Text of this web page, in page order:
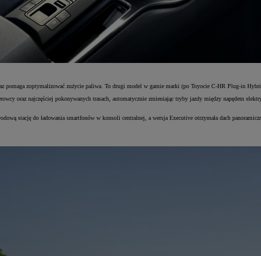
zoptymalizować zużycie paliwa. To drugi model w gamie marki (po Toyocie C-HR Plug-in
oraz najczęściej pokonywanych trasach, automatycznie zmieniając tryby jazdy między napędem
stację do ładowania smartfonów w konsoli centralnej, a wersja Executive otrzymała dach